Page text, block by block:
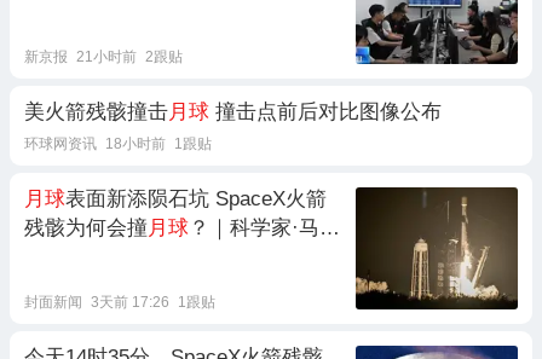
新京报 21小时前 2跟贴
美火箭残骸撞击月球 撞击点前后对比图像公布
环球网资讯 18小时前 1跟贴
月球表面新添陨石坑 SpaceX火箭
残骸为何会撞月球 ？｜科学家·马上
封面新闻 3天前 17:26 1跟贴